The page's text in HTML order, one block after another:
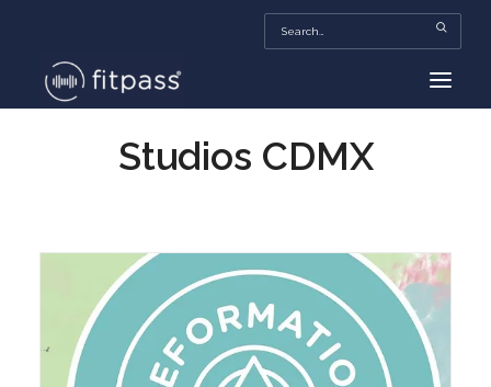
FITPASS TV
FITBIZ
TRENDS
Studios CDMX